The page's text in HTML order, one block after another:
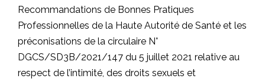
Recommandations de Bonnes Pratiques
Professionnelles de la Haute Autorité de Santé et les
préconisations de la circulaire N°
DGCS/SD3B/2021/147 du 5 juillet 2021 relative au
respect de l’intimité, des droits sexuels et